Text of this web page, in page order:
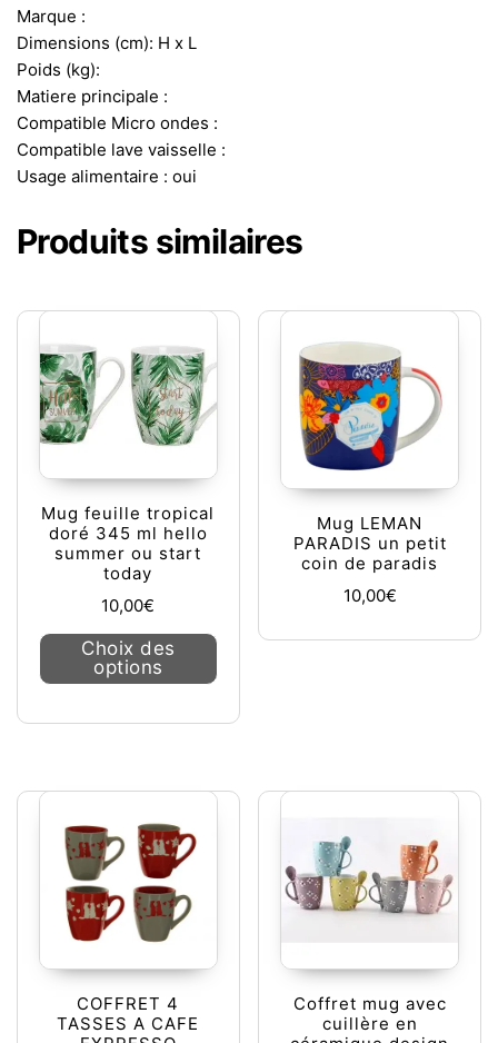
Marque :
Dimensions (cm): H x L
Poids (kg):
Matiere principale :
Compatible Micro ondes :
Compatible lave vaisselle :
Usage alimentaire : oui
Produits similaires
Mug feuille tropical
doré 345 ml hello
summer ou start
today
10,00€
Choix des
options
Ce produit a plusieurs variations.
Mug LEMAN
PARADIS un petit
coin de paradis
10,00€
COFFRET 4
TASSES A CAFE
Coffret mug avec
cuillère en